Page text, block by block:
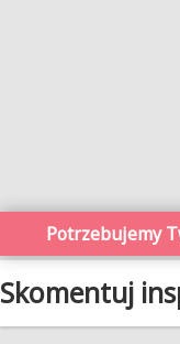
Potrzebujemy
Skomentuj